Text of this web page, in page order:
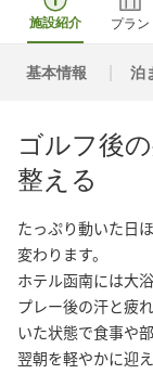
施設紹介 プラン
基本情報 泊
ゴルフ後
整える
たっぷり動いた日
変わります。
ホテル函南には大
プレー後の汗と疲
いた状態で食事や
翌朝を軽やかに迎